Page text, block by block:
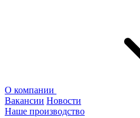
О компании
Вакансии Новости
Наше производство